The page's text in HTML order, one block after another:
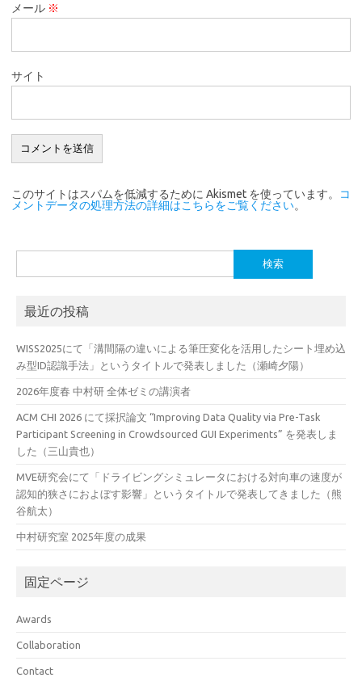
メール ※
サイト
このサイトはスパムを低減するために Akismet を使っています。
コ
メントデータの処理方法の詳細はこちらをご覧ください。
索:
最近の投稿
WISS2025にて「溝間隔の違いによる筆圧変化を活用したシート埋め込
み型ID認識手法」というタイトルで発表しました（瀬崎夕陽）
2026年度春 中村研 全体ゼミの講演者
ACM CHI 2026 にて採択論文 “Improving Data Quality via Pre-Task
Participant Screening in Crowdsourced GUI Experiments” を発表しま
した（三山貴也）
MVE研究会にて「ドライビングシミュレータにおける対向車の速度が
認知的狭さにおよぼす影響」というタイトルで発表してきました（熊
谷航太）
中村研究室 2025年度の成果
固定ページ
Awards
Collaboration
Contact